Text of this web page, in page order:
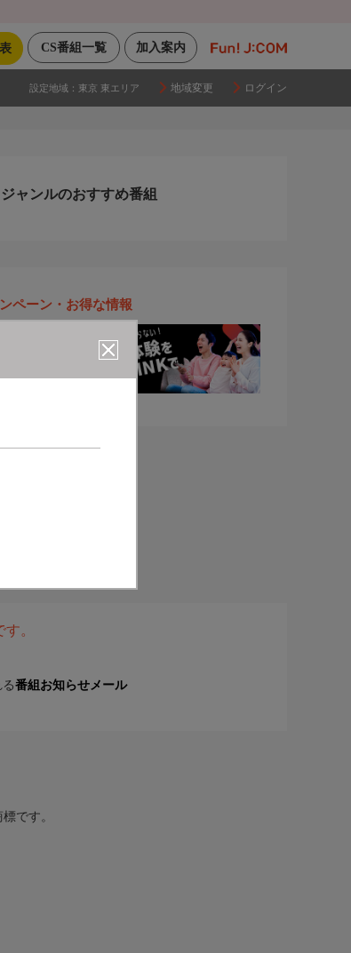
加入案内
CS番組一覧
設定地域： 東京 東エリア 地域変更 ログイン
ャンルのおすすめ番組
ペーン・お得な情報
。
番組お知らせメール
です。